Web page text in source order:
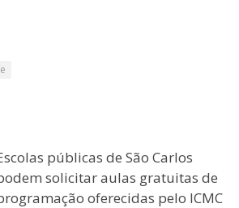
públicas de São Carlos
solicitar aulas gratuitas de
oferecidas pelo ICMC